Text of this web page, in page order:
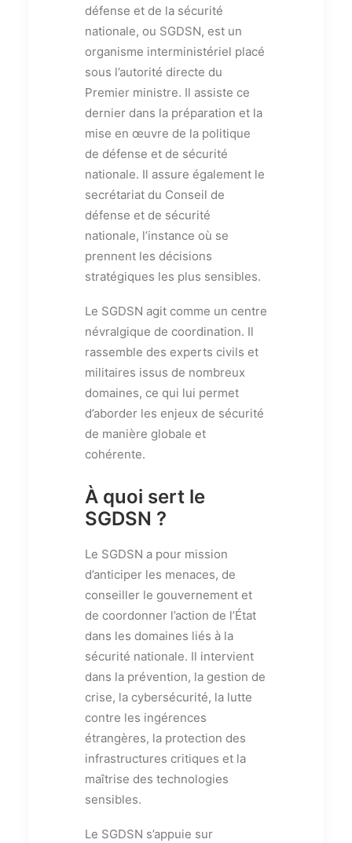
défense et de la sécurité
nationale, ou SGDSN, est un
organisme interministériel placé
sous l’autorité directe du
Premier ministre. Il assiste ce
dernier dans la préparation et la
mise en œuvre de la politique
de défense et de sécurité
nationale. Il assure également le
secrétariat du Conseil de
défense et de sécurité
nationale, l’instance où se
prennent les décisions
stratégiques les plus sensibles.
Le SGDSN agit comme un centre
névralgique de coordination. Il
rassemble des experts civils et
militaires issus de nombreux
domaines, ce qui lui permet
d’aborder les enjeux de sécurité
de manière globale et
cohérente.
À quoi sert le
SGDSN ?
Le SGDSN a pour mission
d’anticiper les menaces, de
conseiller le gouvernement et
de coordonner l’action de l’État
dans les domaines liés à la
sécurité nationale. Il intervient
dans la prévention, la gestion de
crise, la cybersécurité, la lutte
contre les ingérences
étrangères, la protection des
infrastructures critiques et la
maîtrise des technologies
sensibles.
Le SGDSN s’appuie sur